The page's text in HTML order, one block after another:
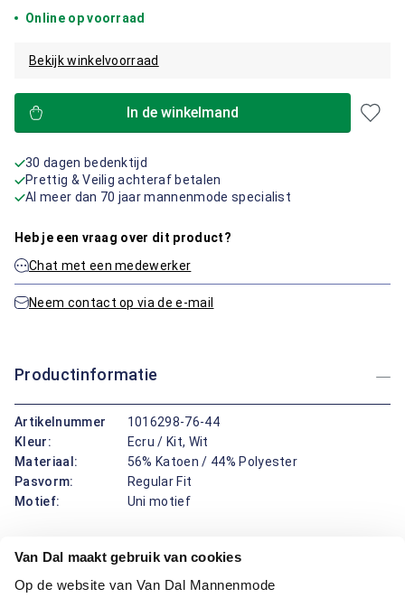
Van Dal maakt gebruik van cookies
Op de website van Van Dal Mannenmode
Online op voorraad
Bekijk winkelvoorraad
In de winkelmand
30 dagen bedenktijd
Prettig & Veilig achteraf betalen
Al meer dan 70 jaar mannenmode specialist
Heb je een vraag over dit product?
Chat met een medewerker
Neem contact op via de e-mail
Productinformatie
Artikelnummer
1016298-76-44
Kleur:
Ecru / Kit, Wit
Materiaal:
56% Katoen / 44% Polyester
Pasvorm:
Regular Fit
Motief:
Uni motief
Dit overhemd lange mouwen van Bartlett Dress biedt een
pasvorm die prettig meebeweegt. De mix van katoen en